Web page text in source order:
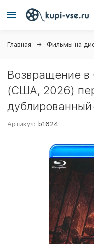
Главная Фильмы на
Возвращение в
(США, 2026)
Артикул: b1624